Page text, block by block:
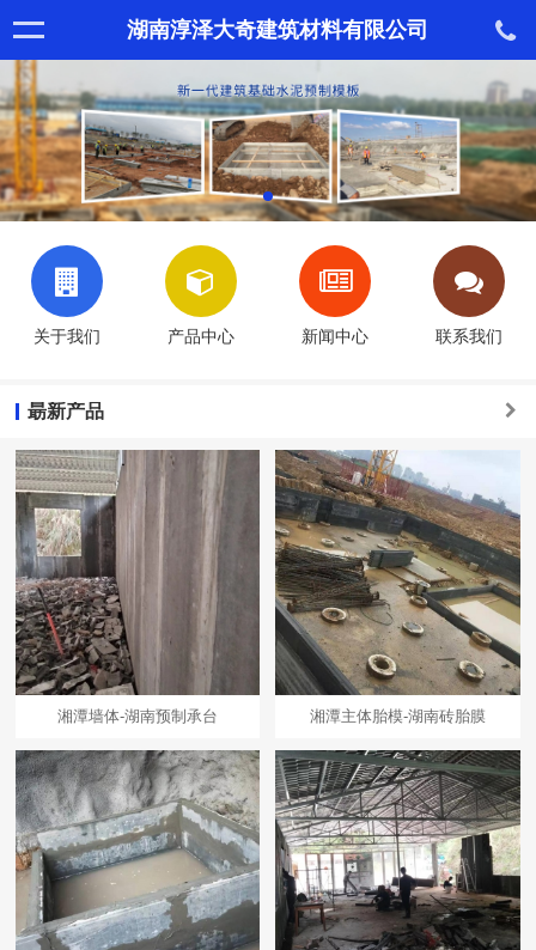
湖南淳泽大奇建筑材料有限公司
关于我们 产品中心 新闻中心 联系我们
朂新产品
湘潭墙体-湖南预制承台 湘潭主体胎模-湖南砖胎膜